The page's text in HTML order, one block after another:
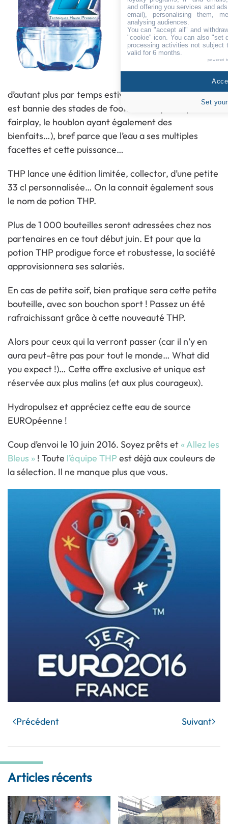
l’eau a cette force
naturelle d’hydrater et
de désaltérer, parce
que l’eau peut se
d’autant plus par temps estival), parce que la bière
est bannie des stades de football (ce qui est peu
fairplay, le houblon ayant également des
bienfaits…), bref parce que l’eau a ses multiples
facettes et cette puissance…
THP lance une édition limitée, collector, d’une petite
33 cl personnalisée… On la connait également sous
le nom de potion THP.
Plus de 1 000 bouteilles seront adressées chez nos
partenaires en ce tout début juin. Et pour que la
potion THP prodigue force et robustesse, la société
approvisionnera ses salariés.
En cas de petite soif, bien pratique sera cette petite
bouteille, avec son bouchon sport ! Passez un été
rafraichissant grâce à cette nouveauté THP.
Alors pour ceux qui la verront passer (car il n’y en
aura peut-être pas pour tout le monde… What did
you expect !)… Cette offre exclusive et unique est
réservée aux plus malins (et aux plus courageux).
Hydropulsez et appréciez cette eau de source
EUROpéenne !
Coup d’envoi le 10 juin 2016. Soyez prêts et « Allez les
Bleus » ! Toute l’équipe THP est déjà aux couleurs de
la sélection. Il ne manque plus que vous.
Précédent Suivant
Articles récents
and offering you services and
email), personalising them,
analysing audiences.
You can "accept all" and
"cookie" icon . You can also "set
processing activities not subject
valid for 6 months.
powered
Set